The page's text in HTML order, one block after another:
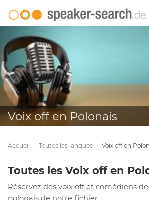
Voix off en Polonais
Accueil › Toutes les langues › Voix off en
Toutes les Voix off en
Réservez des voix off et comédiens